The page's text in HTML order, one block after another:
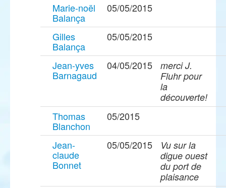
Marie-noël
Balança
05/05/2015
Gilles
Balança
05/05/2015
Jean-yves
Barnagaud
04/05/2015
merci J.
Fluhr pour
la
découverte!
Thomas
Blanchon
05/2015
Jean-
claude
Bonnet
05/05/2015
Vu sur la
digue ouest
du port de
plaisance